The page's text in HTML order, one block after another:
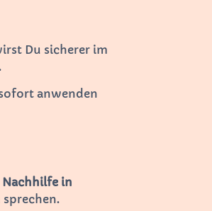
Du sicherer im
anwenden
Nachhilfe in
sprechen.